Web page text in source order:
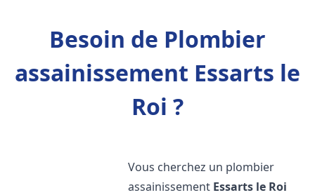
Besoin de Plombier
assainissement Essarts le
Roi ?
Vous cherchez un plombier
assainissement Essarts le Roi